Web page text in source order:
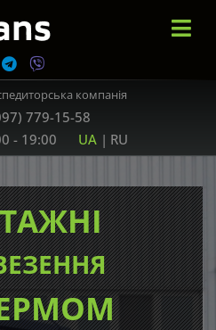
779-15-58
компанія
- 19:00 UA | RU